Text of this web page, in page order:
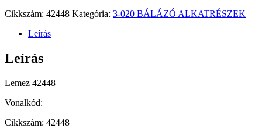
Cikkszám: 42448 Kategória: 3-020 BÁLÁZÓ ALKATRÉSZEK
Leírás
Leírás
Lemez 42448
Vonalkód:
Cikkszám: 42448